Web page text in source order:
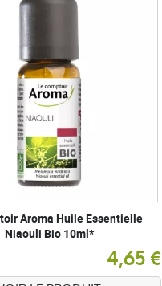
Aroma Huile Essentielle
Niaouli Bio 10ml*
4,65 €